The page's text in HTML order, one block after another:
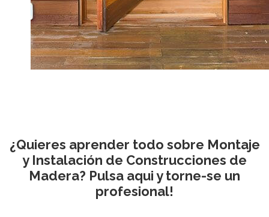
¿Quieres aprender todo sobre Montaje
y Instalación de Construcciones de
Madera? Pulsa aqui y torne-se un
profesional!